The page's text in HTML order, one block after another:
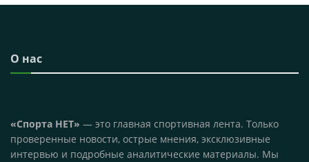
О нас
«Спорта НЕТ» — это главная спортивная лента. Только
проверенные новости, острые мнения, эксклюзивные
интервью и подробные аналитические материалы. Мы